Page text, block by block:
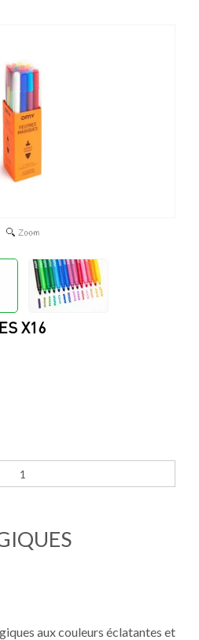
X16
aux couleurs éclatantes et